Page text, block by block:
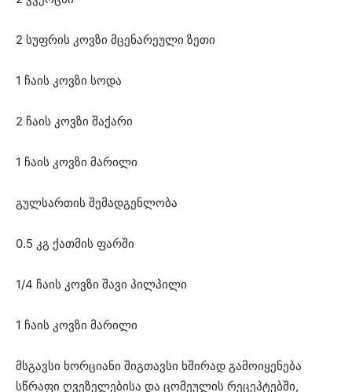
2 სუფრის კოვზი მცენარეული ზეთი
1 ჩაის კოვზი სოდა
2 ჩაის კოვზი შაქარი
1 ჩაის კოვზი მარილი
გულსართის შემადგენლობა
0.5 კგ ქათმის ფარში
1/4 ჩაის კოვზი შავი პილპილი
1 ჩაის კოვზი მარილი
მსგავსი ხორციანი შიგთავსი ხშირად გამოიყენება
სწრაფი ღვეზელებისა და ცომეულის რეცეპტებში,